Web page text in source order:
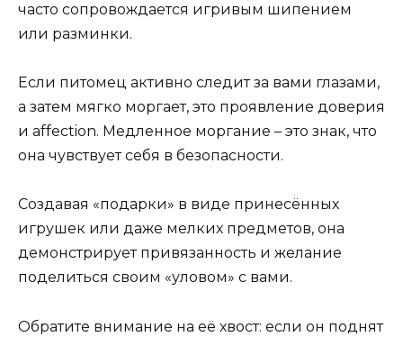
часто сопровождается игривым шипением
или разминки.
Если питомец активно следит за вами глазами,
а затем мягко моргает, это проявление доверия
и affection. Медленное моргание – это знак, что
она чувствует себя в безопасности.
Создавая «подарки» в виде принесённых
игрушек или даже мелких предметов, она
демонстрирует привязанность и желание
поделиться своим «уловом» с вами.
Обратите внимание на её хвост: если он поднят